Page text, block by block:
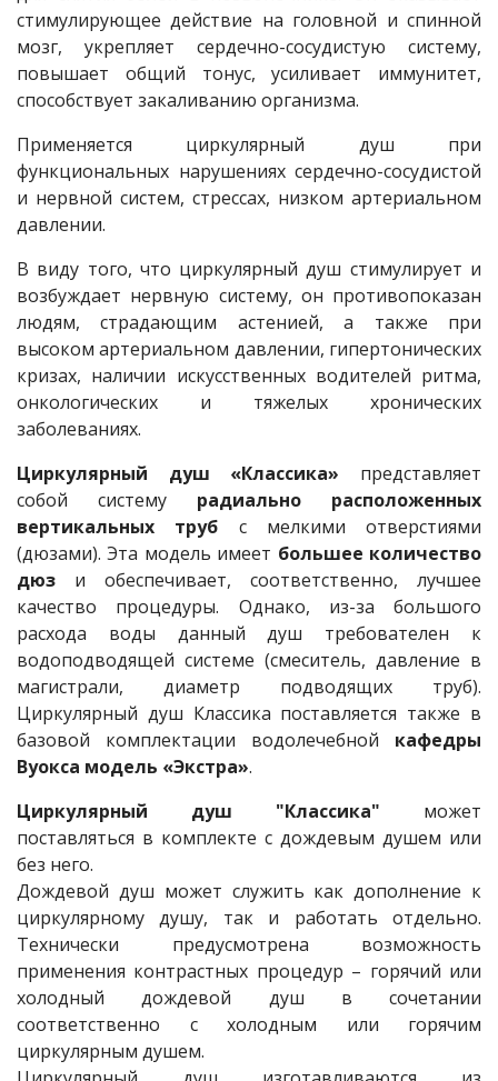
стимулирующее действие на головной и спинной
мозг, укрепляет сердечно-сосудистую систему,
повышает общий тонус, усиливает иммунитет,
способствует закаливанию организма.
Применяется циркулярный душ при
функциональных нарушениях сердечно-сосудистой
и нервной систем, стрессах, низком артериальном
давлении.
В виду того, что циркулярный душ стимулирует и
возбуждает нервную систему, он противопоказан
людям, страдающим астенией, а также при
высоком артериальном давлении, гипертонических
кризах, наличии искусственных водителей ритма,
онкологических и тяжелых хронических
заболеваниях.
Циркулярный душ «Классика» представляет
собой систему радиально расположенных
вертикальных труб с мелкими отверстиями
(дюзами). Эта модель имеет большее количество
дюз и обеспечивает, соответственно, лучшее
качество процедуры. Однако, из-за большого
расхода воды данный душ требователен к
водоподводящей системе (смеситель, давление в
магистрали, диаметр подводящих труб).
Циркулярный душ Классика поставляется также в
базовой комплектации водолечебной кафедры
Вуокса модель «Экстра».
Циркулярный душ "Классика" может
поставляться в комплекте с дождевым душем или
без него.
Дождевой душ может служить как дополнение к
циркулярному душу, так и работать отдельно.
Технически предусмотрена возможность
применения контрастных процедур – горячий или
холодный дождевой душ в сочетании
соответственно с холодным или горячим
циркулярным душем.